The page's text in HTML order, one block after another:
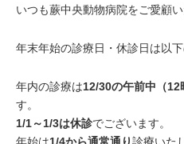
いつも蕨中央動物病院をご愛顧
年末年始の診療日・休診日は以下
年内の診療は12/30の午前中（12
す。
1/1～1/3は休診でございます。